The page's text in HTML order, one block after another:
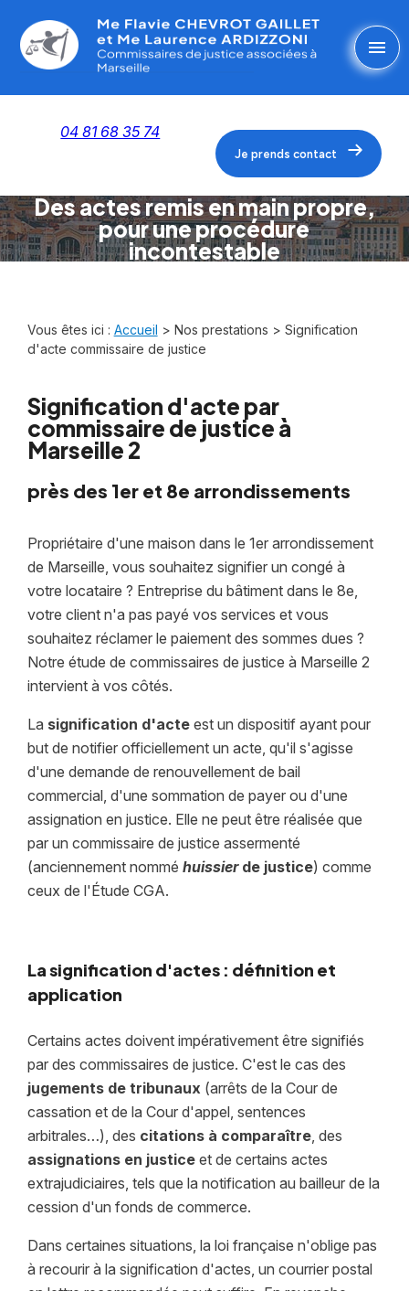
menu
04 81 68 35 74
Je prends contact
Des actes remis en main propre,
pour une procédure
incontestable
Vous êtes ici : Accueil > Nos prestations > Signification
d'acte commissaire de justice
Signification d'acte par
commissaire de justice à
Marseille 2
près des 1er et 8e arrondissements
Propriétaire d'une maison dans le 1er arrondissement
de Marseille, vous souhaitez signifier un congé à
votre locataire ? Entreprise du bâtiment dans le 8e,
votre client n'a pas payé vos services et vous
souhaitez réclamer le paiement des sommes dues ?
Notre étude de commissaires de justice à Marseille 2
intervient à vos côtés.
La signification d'acteest un dispositif ayant pour
but de notifier officiellement un acte, qu'il s'agisse
d'une demande de renouvellement de bail
commercial, d'une sommation de payer ou d'une
assignation en justice. Elle ne peut être réalisée que
par un commissaire de justice assermenté
(anciennement nommé huissierde justice) comme
ceux de l'Étude CGA.
La signification d'actes : définition et
application
Certains actes doivent impérativement être signifiés
par des commissaires de justice. C'est le cas des
jugements de tribunaux (arrêts de la Cour de
cassation et de la Cour d'appel, sentences
arbitrales…), des citations à comparaître, des
assignations en justiceet de certains actes
extrajudiciaires, tels que la notification au bailleur de la
cession d'un fonds de commerce.
Dans certaines situations, la loi française n'oblige pas
à recourir à la signification d'actes, un courrier postal